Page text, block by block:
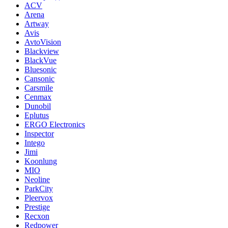
ACV
Arena
Artway
Avis
AvtoVision
Blackview
BlackVue
Bluesonic
Cansonic
Carsmile
Cenmax
Dunobil
Eplutus
ERGO Electronics
Inspector
Intego
Jimi
Koonlung
MIO
Neoline
ParkCity
Pleervox
Prestige
Recxon
Redpower